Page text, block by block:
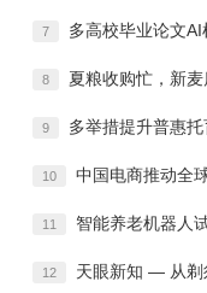
7 多高校毕业论文
8 夏粮收购忙，新
9 多举措提升普惠
10 中国电商推动全
11 智能养老机器人
12 天眼新知 — 从剃